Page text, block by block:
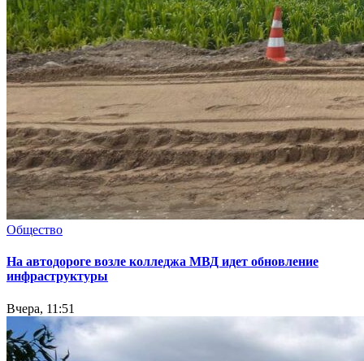
Общество
На автодороге возле колледжа МВД идет обновление
инфраструктуры
Вчера, 11:51